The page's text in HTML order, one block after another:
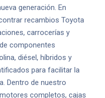
generación. En
recambios Toyota
carrocerías y
componentes
diésel, híbridos y
para facilitar la
Dentro de nuestro
completos, cajas